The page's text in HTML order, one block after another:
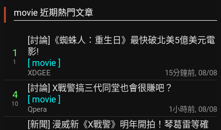
movie 近期熱門文章
1
1
[討論]《蜘蛛人：重生日》最快破北美5億美元電
影!
[ movie ]
XDGEE 15分鐘前, 08/08
4
10
[討論] X戰警搞三代同堂也會很賺吧？
[ movie ]
Qpera 1小時前, 08/08
[新聞] 漫威新《X戰警》明年開拍！琴葛雷等確